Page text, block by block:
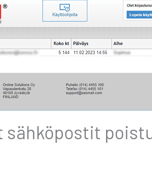
säh­kö­pos­tit